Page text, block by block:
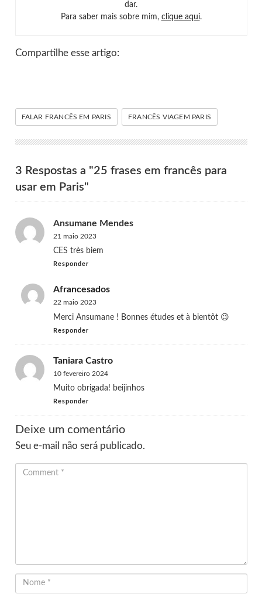
dar.
Para saber mais sobre mim, clique aqui.
Compartilhe esse artigo:
FALAR FRANCÊS EM PARIS FRANCÊS VIAGEM PARIS
3 Respostas a "25 frases em francês para
usar em Paris"
Ansumane Mendes
21 maio 2023
CES très biem
Responder
Afrancesados
22 maio 2023
Merci Ansumane ! Bonnes études et à bientôt 😉
Responder
Taniara Castro
10 fevereiro 2024
Muito obrigada! beijinhos
Responder
Deixe um comentário
Seu e-mail não será publicado.